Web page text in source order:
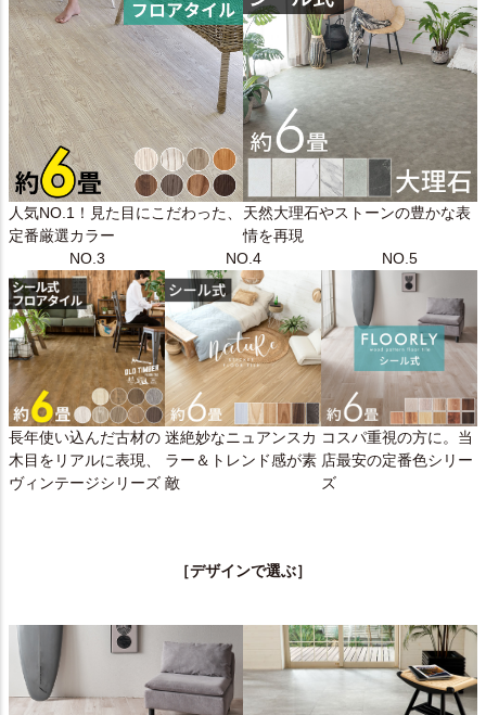
人気NO.1！見た目にこだわった、
定番厳選カラー
天然大理石やストーンの豊かな表
情を再現
NO.3
長年使い込んだ古材の
木目をリアルに表現、
ヴィンテージシリーズ
NO.4
迷絶妙なニュアンスカ
ラー＆トレンド感が素
敵
NO.5
コスパ重視の方に。当
店最安の定番色シリー
ズ
［デザインで選ぶ］